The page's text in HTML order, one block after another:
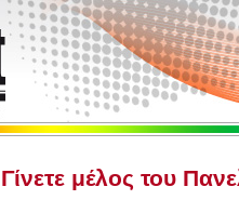
Γίνετε μέλος του